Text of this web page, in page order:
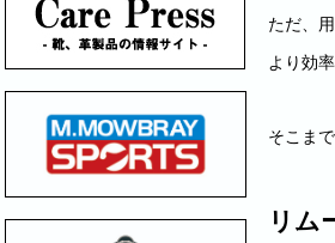
ただ、
より効
そこま
リム